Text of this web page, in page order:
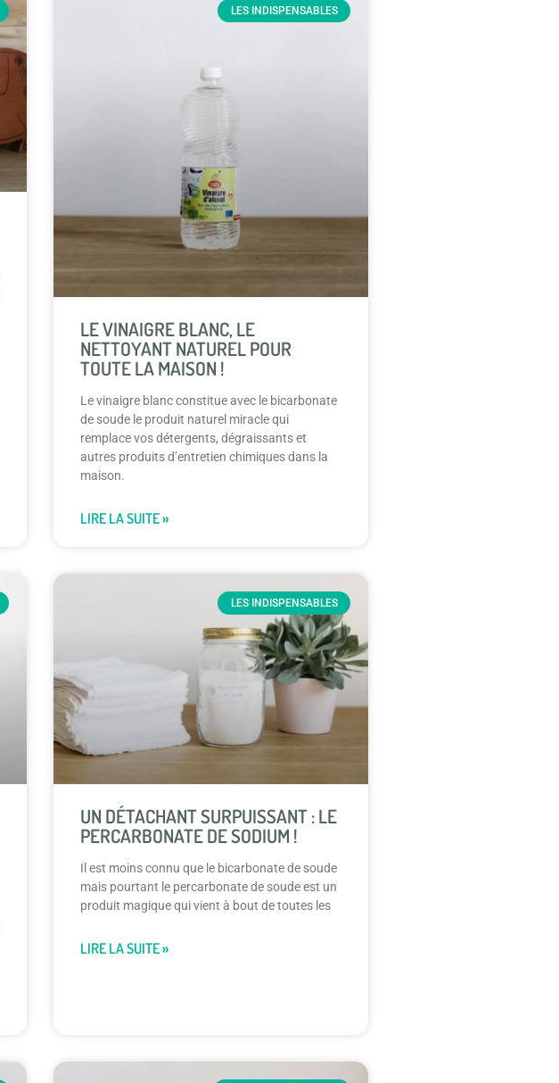
LES INDISPENSABLES
LE VINAIGRE BLANC, LE
NETTOYANT NATUREL POUR
TOUTE LA MAISON !
Le vinaigre blanc constitue avec le bicarbonate
de soude le produit naturel miracle qui
remplace vos détergents, dégraissants et
autres produits d’entretien chimiques dans la
maison.
LIRE LA SUITE »
LES INDISPENSABLES
UN DÉTACHANT SURPUISSANT : LE
PERCARBONATE DE SODIUM !
Il est moins connu que le bicarbonate de soude
mais pourtant le percarbonate de soude est un
produit magique qui vient à bout de toutes les
LIRE LA SUITE »